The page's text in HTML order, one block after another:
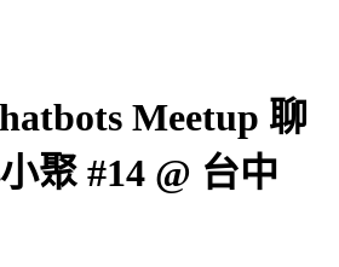
Meetup 聊
聚 #14 @ 台中